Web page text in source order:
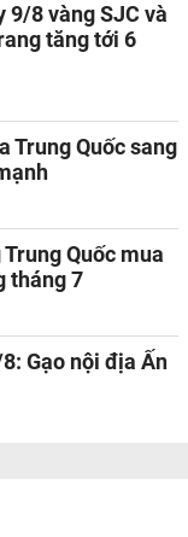
9/8 vàng SJC và
tăng tới 6
Trung Quốc sang
Quốc mua
tháng 7
Gạo nội địa Ấn